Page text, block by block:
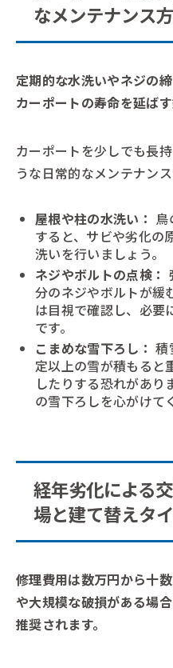
なメンテナンス
定期的な水洗いやネジの
カーポートの寿命を延ばす
カーポートを少しでも長
うな日常的なメンテナンス
屋根や柱の水洗い： 鳥
すると、サビや劣化の
洗いを行いましょう。
ネジやボルトの点検：
分のネジやボルトが緩
は目視で確認し、必要
です。
こまめな雪下ろし： 積
定以上の雪が積もると
したりする恐れがあり
の雪下ろしを心がけて
経年劣化による
場と建て替えタ
修理費用は数万円から十
や大規模な破損がある場
推奨されます。